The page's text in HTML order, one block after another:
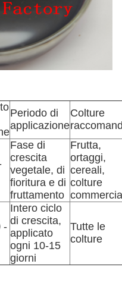
Periodo di
applicazione
Colture
Fase di
crescita
vegetale, di
fioritura e di
fruttamento
Frutta,
ortaggi,
cereali,
colture
-
Intero ciclo
di crescita,
applicato
ogni 10-15
giorni
Tutte le
colture